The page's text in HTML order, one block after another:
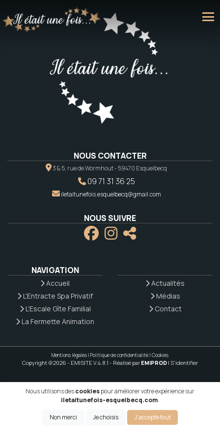
NOUS CONTACTER
3 & 5, rue de Wormhout - 59470 Esquelbecq
09 71 31 36 25
iletaitunefois.esquelbecq@gmail.com
NOUS SUIVRE
NAVIGATION
Accueil
L'Entracte Spa Privatif
L'Escale Gîte Familial
La Fermette Animation
Actualités
Médias
Contact
Mentions légales | Politique de confidentialité | Cookies
Copyright @2026 - EMISITE V.4.8.1 - Réalisé par EMIPROD | S'identifier
Nous utilisons descookiespour améliorer votre expérience sur
iletaitunefois-esquelbecq.com.
Non merci Je choisis J'accepte tout